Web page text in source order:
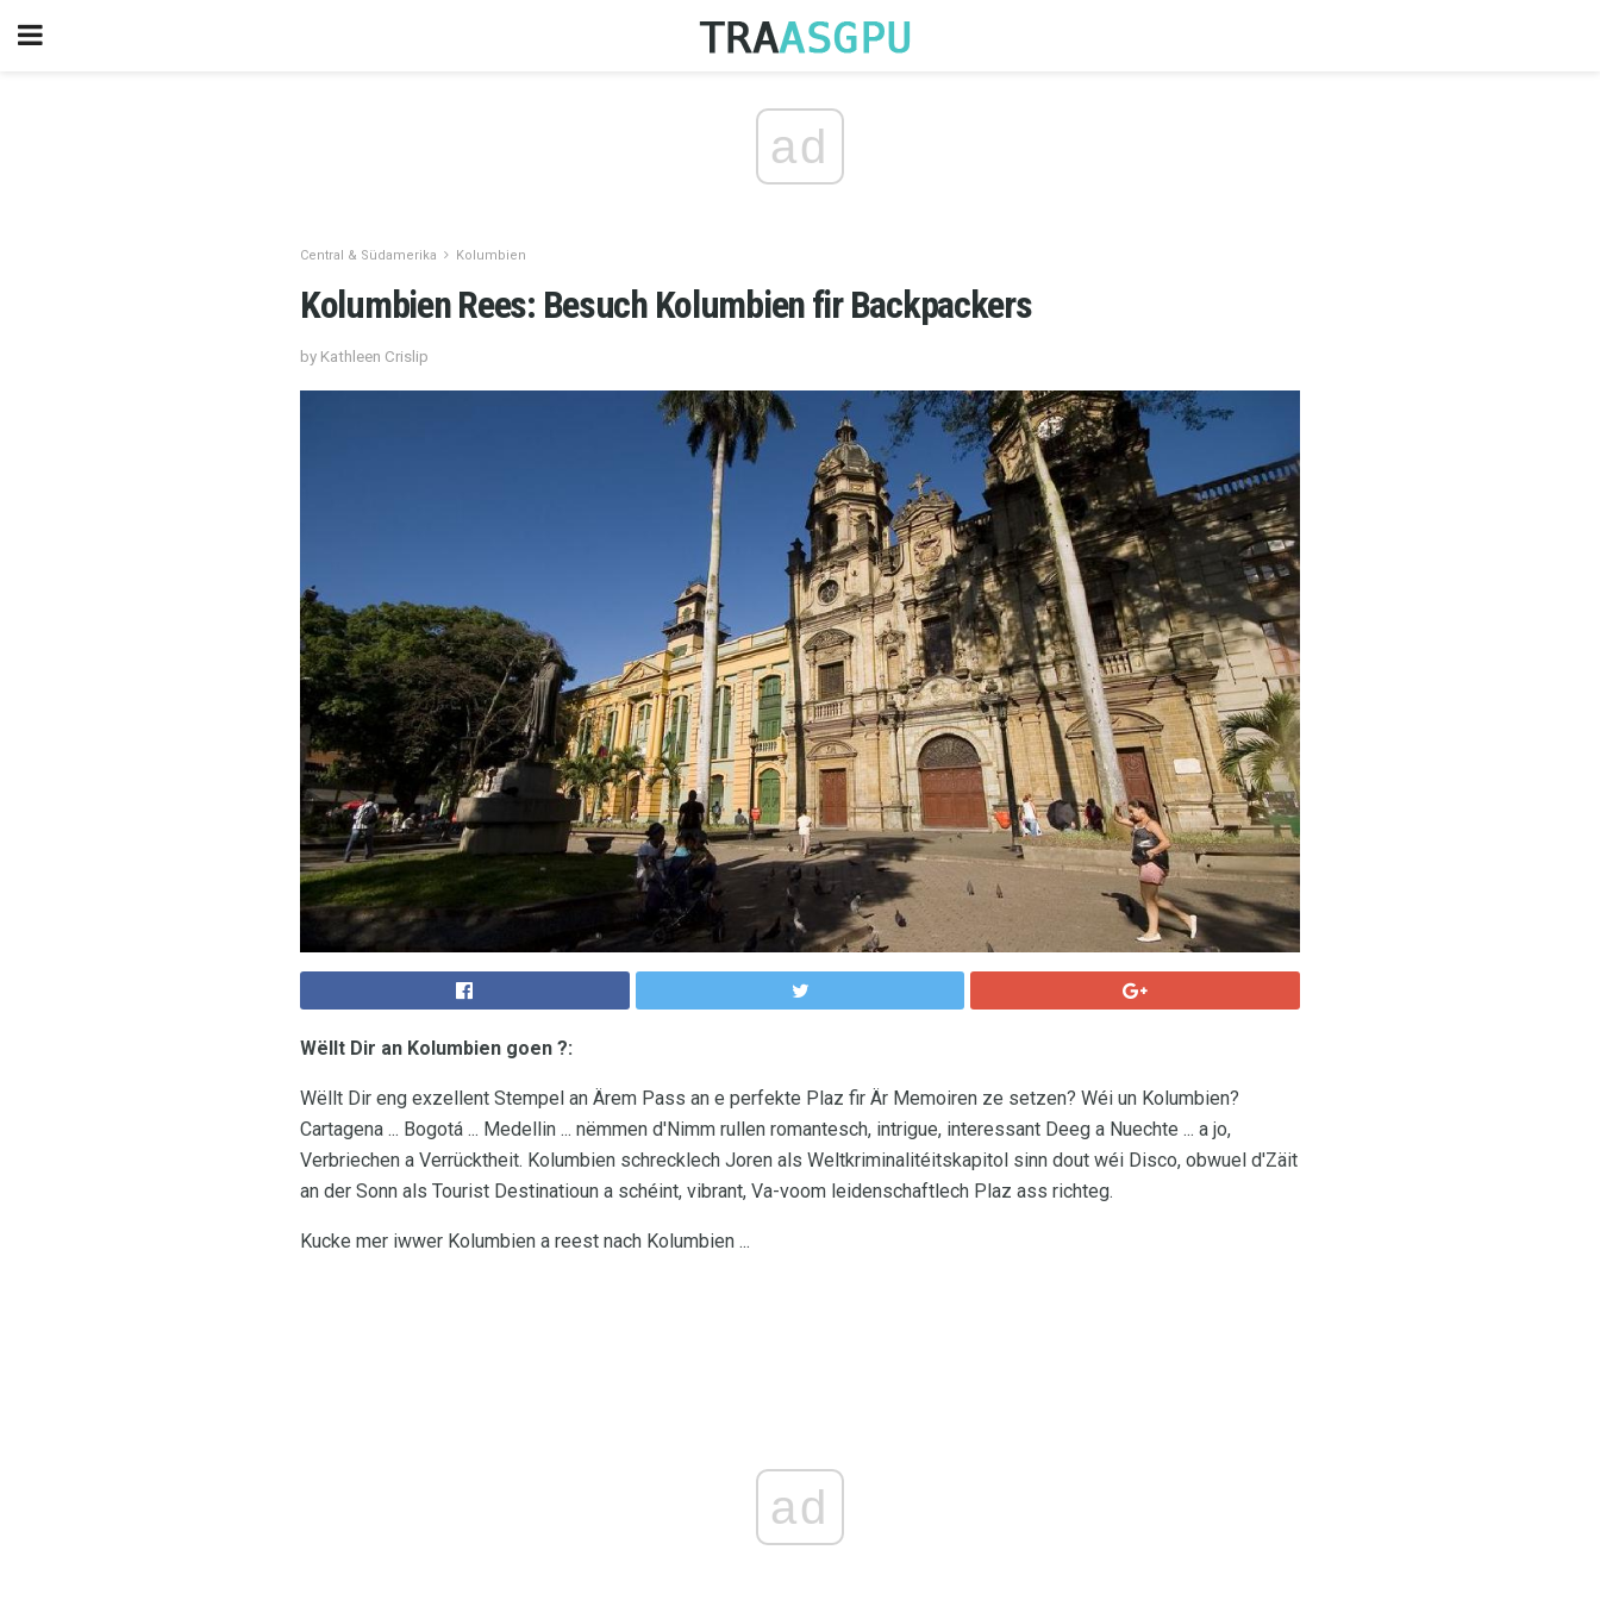
ad
Central & Südamerika Kolumbien
Kolumbien Rees: Besuch Kolumbien fir Backpackers
by Kathleen Crislip
Wëllt Dir an Kolumbien goen ?:
Wëllt Dir eng exzellent Stempel an Ärem Pass an e perfekte Plaz fir Är Memoiren ze setzen? Wéi un Kolumbien?
Cartagena ... Bogotá ... Medellin ... nëmmen d'Nimm rullen romantesch, intrigue, interessant Deeg a Nuechte ... a jo,
Verbriechen a Verrücktheit. Kolumbien schrecklech Joren als Weltkriminalitéitskapitol sinn dout wéi Disco, obwuel d'Zäit
an der Sonn als Tourist Destinatioun a schéint, vibrant, Va-voom leidenschaftlech Plaz ass richteg.
Kucke mer iwwer Kolumbien a reest nach Kolumbien ...
ad